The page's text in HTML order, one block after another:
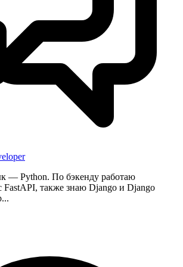
— Python. По бэкенду работаю
FastAPI, также знаю Django и Django